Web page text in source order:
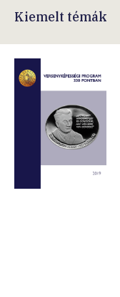
Kiemelt témák